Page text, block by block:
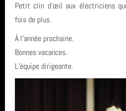
Petit clin d’œil aux électriciens
fois de plus.
À l’année prochaine.
Bonnes vacances.
L’équipe dirigeante.